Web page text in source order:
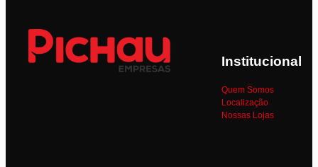
Institucional
Quem Somos
Localização
Nossas Lojas